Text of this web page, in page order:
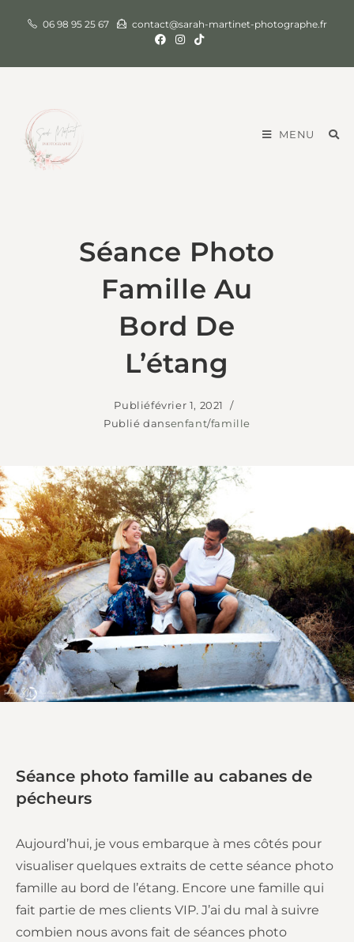
06 98 95 25 67 contact@sarah-martinet-photographe.fr
MENU
Séance Photo
Famille Au
Bord De
L’étang
Publiéfévrier 1, 2021
Publié dansenfant/famille
Séance photo famille au cabanes de
pécheurs
Aujourd’hui, je vous embarque à mes côtés pour
visualiser quelques extraits de cette séance photo
famille au bord de l’étang. Encore une famille qui
fait partie de mes clients VIP. J’ai du mal à suivre
combien nous avons fait de séances photo